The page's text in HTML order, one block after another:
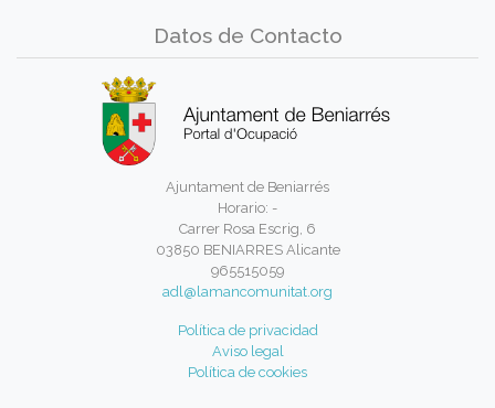
Datos de Contacto
Ajuntament de Beniarrés
Horario: -
Carrer Rosa Escrig, 6
03850 BENIARRES Alicante
965515059
adl@lamancomunitat.org
Política de privacidad
Aviso legal
Política de cookies